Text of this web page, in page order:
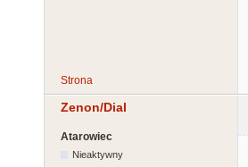
Strona
Zenon/Dial
Atarowiec
Nieaktywny